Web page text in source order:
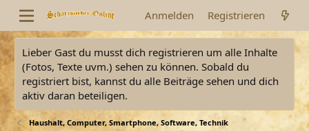
Anmelden Registrieren
Lieber Gast du musst dich registrieren um alle Inhalte
(Fotos, Texte uvm.) sehen zu können. Sobald du
registriert bist, kannst du alle Beiträge sehen und dich
aktiv daran beteiligen.
Haushalt, Computer, Smartphone, Software, Technik